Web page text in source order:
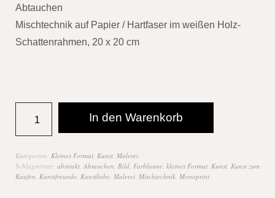
Abtauchen
Mischtechnik auf Papier / Hartfaser im weißen Holz-
Schattenrahmen, 20 x 20 cm
In den Warenkorb
Kategorien: Kleines Format, Kunst, Malerei
Schlagwörter: abstrakt, Abtauchen, Bild, Farblaune, kleines Format, Kunst, Kunst zum
Kaufen, Kunstfreunde, Kunstliebe, Malerei, Mischtechnik, Monoprint